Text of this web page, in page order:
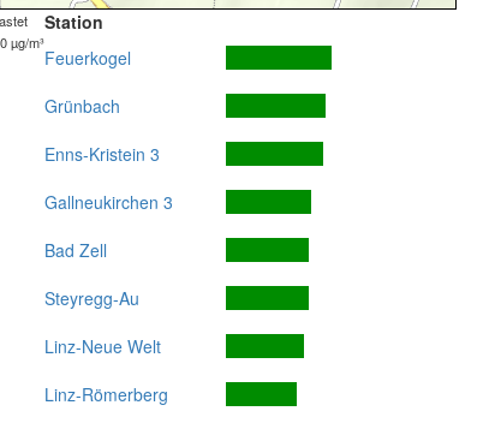
µg/m³
Station
Feuerkogel
Grünbach
Enns-Kristein 3
Gallneukirchen 3
Bad Zell
Steyregg-Au
Linz-Neue Welt
Linz-Römerberg